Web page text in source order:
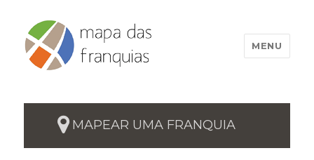
MENU
MAPEAR UMA FRANQUIA